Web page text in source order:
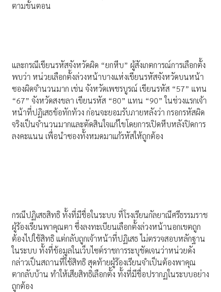
ตามขั้นตอน
และกรณีเขียนรหัสจังหวัดผิด “ยกหีบ” ผู้สังเกตการณ์การเลือกตั้ง
พบว่า หน่วยเลือกตั้งล่วงหน้าบางแห่งเขียนรหัสจังหวัดบนหน้า
ซองผิดจำนวนมาก เช่น จังหวัดเพชรบูรณ์ เขียนรหัส “57” แทน
“67” จังหวัดสงขลา เขียนรหัส “80” แทน “90” ในช่วงแรกเจ้า
หน้าที่ปฏิเสธข้อทักท้วง ก่อนจะยอมรับภายหลังว่า กรอกรหัสผิด
จริงเป็นจำนวนมากและตัดสินใจแก้ไขโดยการเปิดหีบหลังปิดการ
ลงคะแนน เพื่อนำซองทั้งหมดมาแก้รหัสให้ถูกต้อง
กรณีปฏิเสธสิทธิ ทั้งที่มีชื่อในระบบ ที่โรงเรียนกัลยาณีศรีธรรมราช
ผู้ร้องเรียนพาคุณตา ซึ่งลงทะเบียนเลือกตั้งล่วงหน้านอกเขตถูก
ต้องไปใช้สิทธิ แต่กลับถูกเจ้าหน้าที่ปฏิเสธ ไม่ตรวจสอบหลักฐาน
ในระบบ ทั้งที่ข้อมูลในเว็บไซต์ราชการระบุชัดเจนว่าหน่วยดัง
กล่าวเป็นสถานที่ใช้สิทธิ สุดท้ายผู้ร้องเรียนจำเป็นต้องพาคุณ
ตากลับบ้าน ทำให้เสียสิทธิเลือกตั้ง ทั้งที่มีชื่อปรากฏในระบบอย่าง
ถูกต้อง